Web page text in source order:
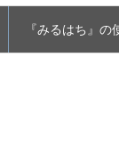
『みるはち』の